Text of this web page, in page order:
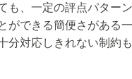
も、一定の評点パター
ができる簡便さがある
分対応しきれない制約